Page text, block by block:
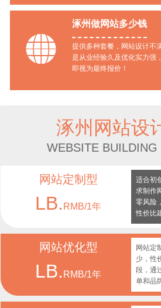

涿州做网站多少钱
提供多种套餐，网站设计不
是从业经验久及优化实力强
即视为最终报价！
涿州网站设
WEBSITE BUILDING
网站定制型
LB. RMB/1年
适合初
求制作
零风险
性价比
网站优化型
LB. RMB/1年
网站定
少，性
段，通
单和品